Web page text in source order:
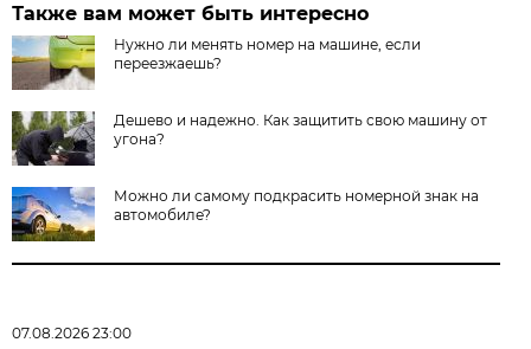
Также вам может быть интересно
Нужно ли менять номер на машине, если
переезжаешь?
Дешево и надежно. Как защитить свою машину от
угона?
Можно ли самому подкрасить номерной знак на
автомобиле?
07.08.2026 23:00